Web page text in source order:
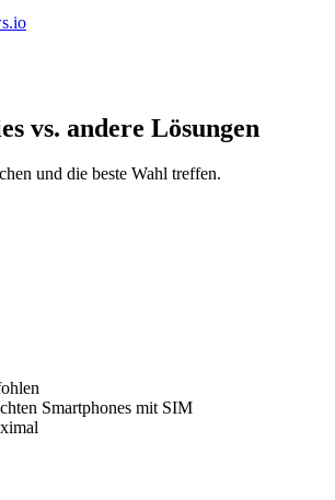
vs. andere Lösungen
und die beste Wahl treffen.
Smartphones mit SIM